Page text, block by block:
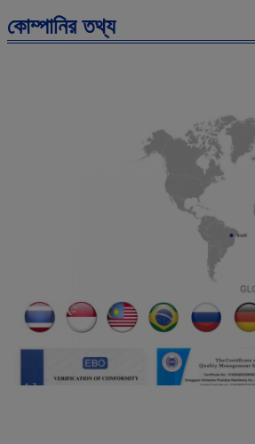
কোম্পানির তথ্য